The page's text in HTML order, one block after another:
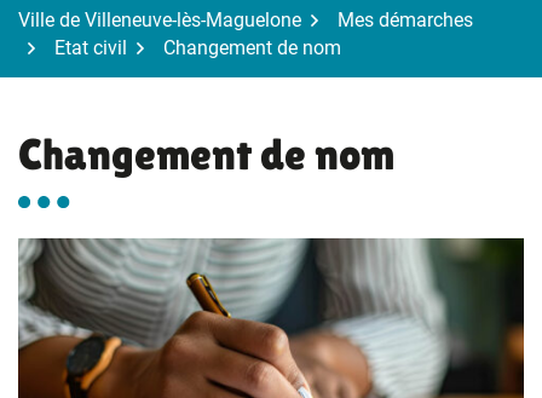
Ville de Villeneuve-lès-Maguelone
Mes démarches
Etat civil
Changement de nom
Changement de nom